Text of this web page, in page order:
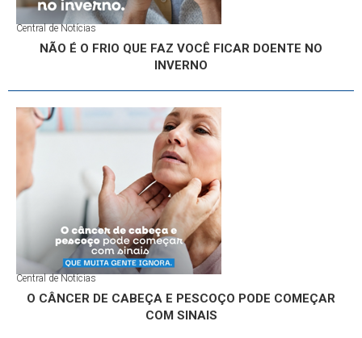
Central de Notícias
NÃO É O FRIO QUE FAZ VOCÊ FICAR DOENTE NO
INVERNO
Central de Notícias
O CÂNCER DE CABEÇA E PESCOÇO PODE COMEÇAR
COM SINAIS